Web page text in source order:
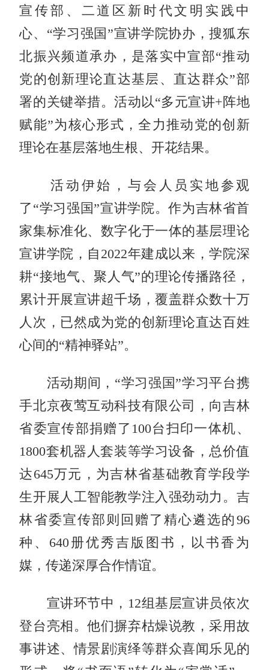
宣传部、二道区新时代文明实践中
心、“学习强国”宣讲学院协办，搜狐东
北振兴频道承办，是落实中宣部“推动
党的创新理论直达基层、直达群众”部
署的关键举措。活动以“多元宣讲+阵地
赋能”为核心形式，全力推动党的创新
理论在基层落地生根、开花结果。
活动伊始，与会人员实地参观
了“学习强国”宣讲学院。作为吉林省首
家集标准化、数字化于一体的基层理论
宣讲学院，自2022年建成以来，学院深
耕“接地气、聚人气”的理论传播路径，
累计开展宣讲超千场，覆盖群众数十万
人次，已然成为党的创新理论直达百姓
心间的“精神驿站”。
活动期间，“学习强国”学习平台携
手北京夜莺互动科技有限公司，向吉林
省委宣传部捐赠了100台扫印一体机、
1800套机器人套装等学习设备，总价值
达645万元，为吉林省基础教育学段学
生开展人工智能教学注入强劲动力。吉
林省委宣传部则回赠了精心遴选的96
种、640册优秀吉版图书，以书香为
媒，传递深厚合作情谊。
宣讲环节中，12组基层宣讲员依次
登台亮相。他们摒弃枯燥说教，采用故
事讲述、情景剧演绎等群众喜闻乐见的